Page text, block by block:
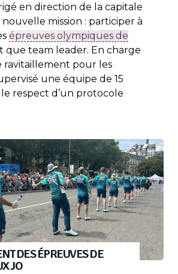
en direction de la capitale
mission : participer à
épreuves olympiques de
que team leader. En charge
ravitaillement pour les
une équipe de 15
respect d’un protocole
DES ÉPREUVES DE
JO